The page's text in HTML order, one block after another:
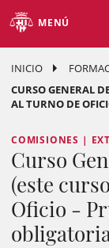
MENÚ
INICIO
CURSO GENERAL
AL TURNO DE
COMISIONES |
Curso
(este
Oficio -